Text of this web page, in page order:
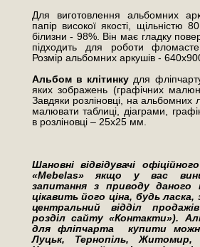
Для виготовлення альбомних
папір високої якості, щільністю
білизни - 98%. Він має гладку
підходить для роботи
Розмір альбомних аркушів -
Альбом в клітинку для
яких зображень (графічних
Завдяки розліновці, на альбомних
малювати таблиці, діаграми,
в розліновці – 25х25 мм.
Шановні відвідувачі
«Mebelas» якщо у вас
запитання з приводу
цікавить його ціна, будь ласка,
центральний відділ
розділ сайту «Контакти»).
для фліпчарта купити
Луцьк, Тернопіль, Житомир,